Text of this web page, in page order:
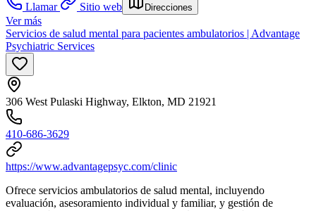
Llamar
Sitio web Direcciones
Ver más
Servicios de salud mental para pacientes ambulatorios | Advantage
Psychiatric Services
306 West Pulaski Highway, Elkton, MD 21921
410-686-3629
https://www.advantagepsyc.com/clinic
Ofrece servicios ambulatorios de salud mental, incluyendo
evaluación, asesoramiento individual y familiar, y gestión de